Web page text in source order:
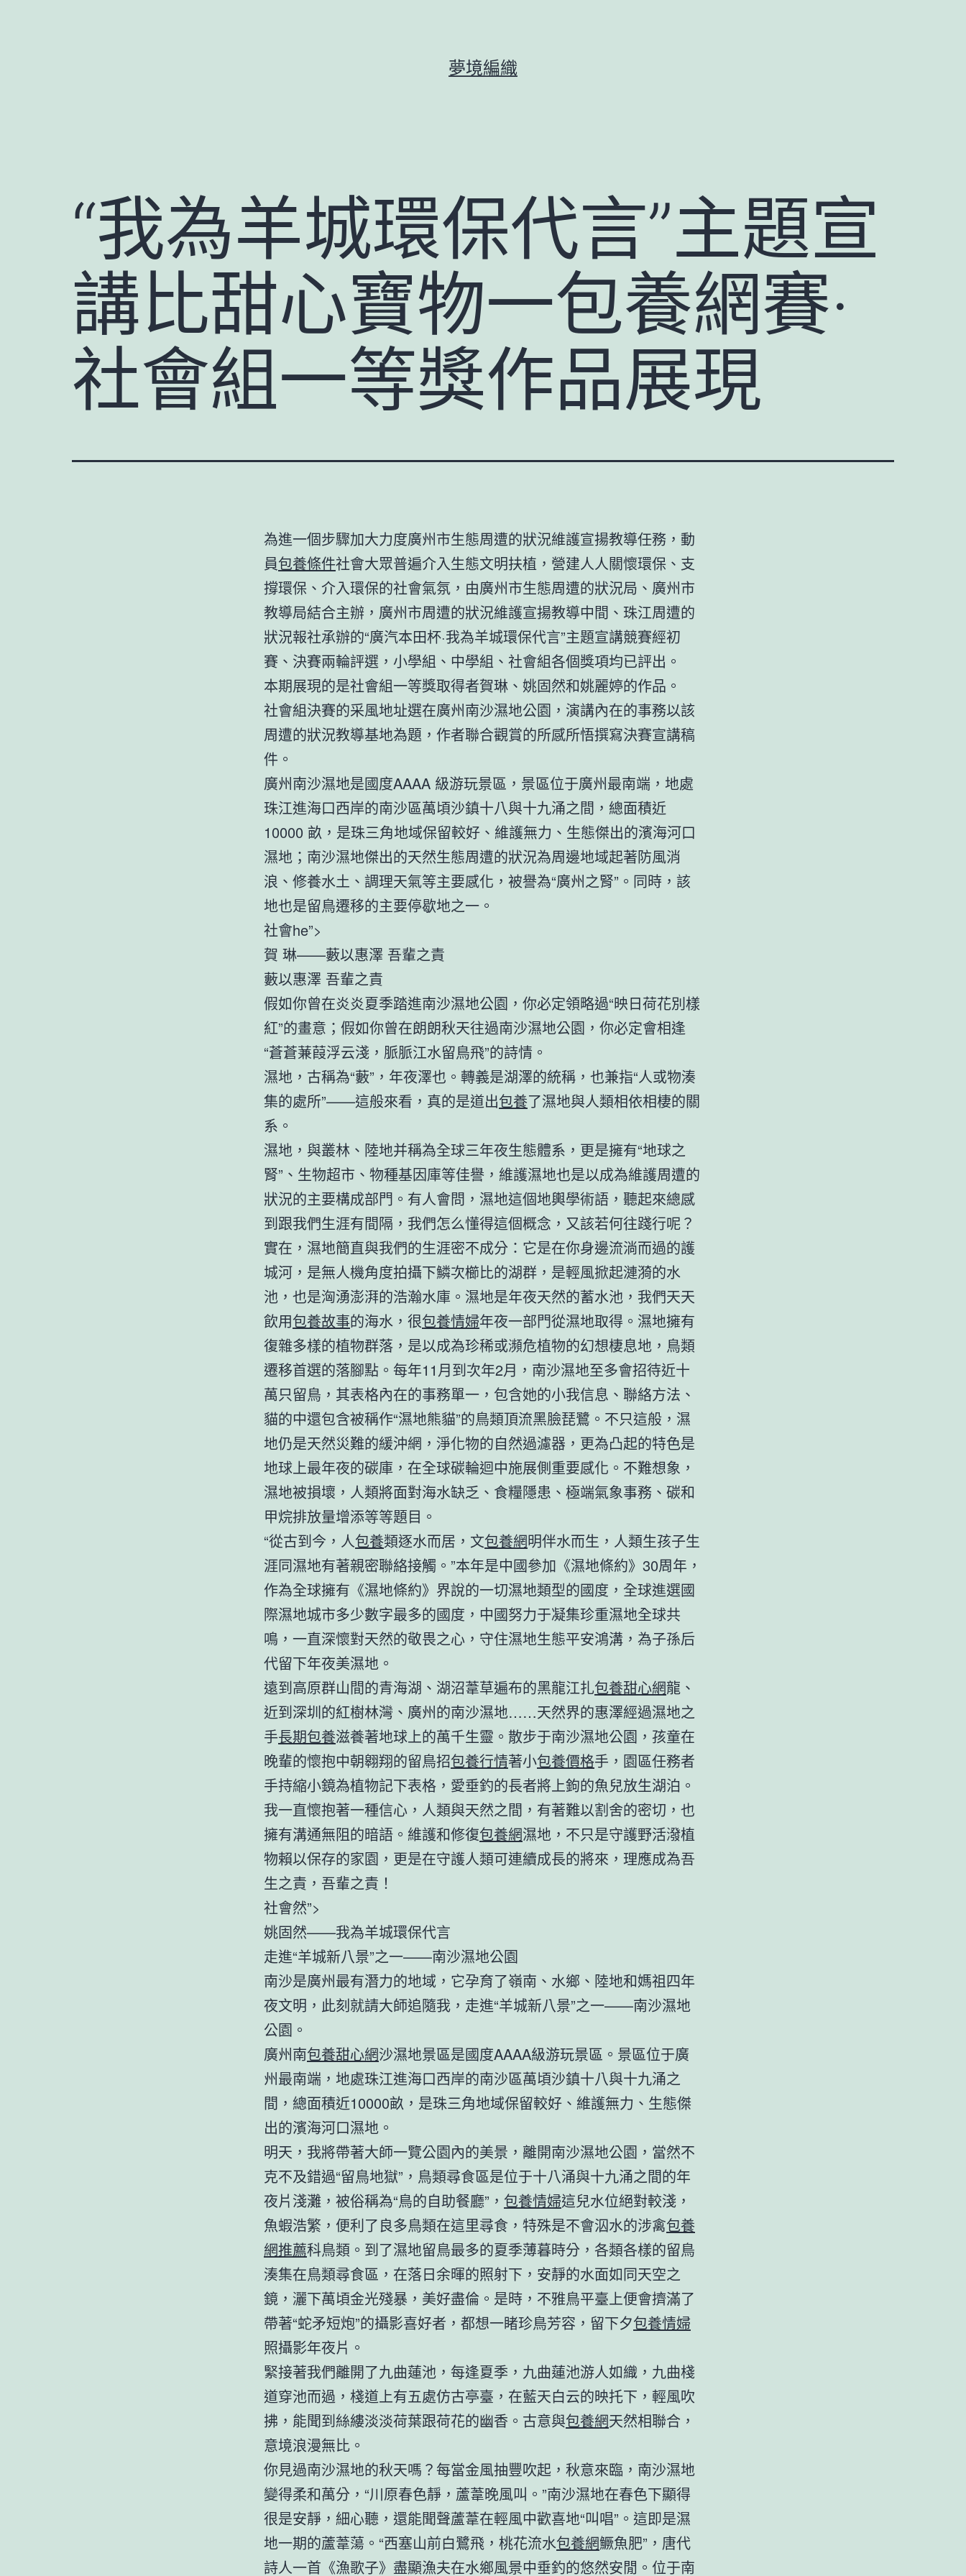
夢境編織
“我為羊城環保代言”主題宣
講比甜心寶物一包養網賽·
社會組一等獎作品展現
為進一個步驟加大力度廣州市生態周遭的狀況維護宣揚教導任務，動
員包養條件社會大眾普遍介入生態文明扶植，營建人人關懷環保、支
撐環保、介入環保的社會氣氛，由廣州市生態周遭的狀況局、廣州市
教導局結合主辦，廣州市周遭的狀況維護宣揚教導中間、珠江周遭的
狀況報社承辦的“廣汽本田杯·我為羊城環保代言”主題宣講競賽經初
賽、決賽兩輪評選，小學組、中學組、社會組各個獎項均已評出。
本期展現的是社會組一等獎取得者賀琳、姚固然和姚麗婷的作品。
社會組決賽的采風地址選在廣州南沙濕地公園，演講內在的事務以該
周遭的狀況教導基地為題，作者聯合觀賞的所感所悟撰寫決賽宣講稿
件。
廣州南沙濕地是國度AAAA 級游玩景區，景區位于廣州最南端，地處
珠江進海口西岸的南沙區萬頃沙鎮十八與十九涌之間，總面積近
10000 畝，是珠三角地域保留較好、維護無力、生態傑出的濱海河口
濕地；南沙濕地傑出的天然生態周遭的狀況為周邊地域起著防風消
浪、修養水土、調理天氣等主要感化，被譽為“廣州之腎”。同時，該
地也是留鳥遷移的主要停歇地之一。
社會he”>
賀 琳——藪以惠澤 吾輩之責
藪以惠澤 吾輩之責
假如你曾在炎炎夏季踏進南沙濕地公園，你必定領略過“映日荷花別樣
紅”的畫意；假如你曾在朗朗秋天往過南沙濕地公園，你必定會相逢
“蒼蒼蒹葭浮云淺，脈脈江水留鳥飛”的詩情。
濕地，古稱為“藪”，年夜澤也。轉義是湖澤的統稱，也兼指“人或物湊
集的處所”——這般來看，真的是道出包養了濕地與人類相依相棲的關
系。
濕地，與叢林、陸地并稱為全球三年夜生態體系，更是擁有“地球之
腎”、生物超市、物種基因庫等佳譽，維護濕地也是以成為維護周遭的
狀況的主要構成部門。有人會問，濕地這個地輿學術語，聽起來總感
到跟我們生涯有間隔，我們怎么懂得這個概念，又該若何往踐行呢？
實在，濕地簡直與我們的生涯密不成分：它是在你身邊流淌而過的護
城河，是無人機角度拍攝下鱗次櫛比的湖群，是輕風掀起漣漪的水
池，也是洶湧澎湃的浩瀚水庫。濕地是年夜天然的蓄水池，我們天天
飲用包養故事的海水，很包養情婦年夜一部門從濕地取得。濕地擁有
復雜多樣的植物群落，是以成為珍稀或瀕危植物的幻想棲息地，鳥類
遷移首選的落腳點。每年11月到次年2月，南沙濕地至多會招待近十
萬只留鳥，其表格內在的事務單一，包含她的小我信息、聯絡方法、
貓的中還包含被稱作“濕地熊貓”的鳥類頂流黑臉琵鷺。不只這般，濕
地仍是天然災難的緩沖網，淨化物的自然過濾器，更為凸起的特色是
地球上最年夜的碳庫，在全球碳輪迴中施展側重要感化。不難想象，
濕地被損壞，人類將面對海水缺乏、食糧隱患、極端氣象事務、碳和
甲烷排放量增添等等題目。
“從古到今，人包養類逐水而居，文包養網明伴水而生，人類生孩子生
涯同濕地有著親密聯絡接觸。”本年是中國參加《濕地條約》30周年，
作為全球擁有《濕地條約》界說的一切濕地類型的國度，全球進選國
際濕地城市多少數字最多的國度，中國努力于凝集珍重濕地全球共
鳴，一直深懷對天然的敬畏之心，守住濕地生態平安鴻溝，為子孫后
代留下年夜美濕地。
遠到高原群山間的青海湖、湖沼葦草遍布的黑龍江扎包養甜心網龍、
近到深圳的紅樹林灣、廣州的南沙濕地……天然界的惠澤經過濕地之
手長期包養滋養著地球上的萬千生靈。散步于南沙濕地公園，孩童在
晚輩的懷抱中朝翱翔的留鳥招包養行情著小包養價格手，園區任務者
手持縮小鏡為植物記下表格，愛垂釣的長者將上鉤的魚兒放生湖泊。
我一直懷抱著一種信心，人類與天然之間，有著難以割舍的密切，也
擁有溝通無阻的暗語。維護和修復包養網濕地，不只是守護野活潑植
物賴以保存的家園，更是在守護人類可連續成長的將來，理應成為吾
生之責，吾輩之責！
社會然”>
姚固然——我為羊城環保代言
走進“羊城新八景”之一——南沙濕地公園
南沙是廣州最有潛力的地域，它孕育了嶺南、水鄉、陸地和媽祖四年
夜文明，此刻就請大師追隨我，走進“羊城新八景”之一——南沙濕地
公園。
廣州南包養甜心網沙濕地景區是國度AAAA級游玩景區。景區位于廣
州最南端，地處珠江進海口西岸的南沙區萬頃沙鎮十八與十九涌之
間，總面積近10000畝，是珠三角地域保留較好、維護無力、生態傑
出的濱海河口濕地。
明天，我將帶著大師一覽公園內的美景，離開南沙濕地公園，當然不
克不及錯過“留鳥地獄”，鳥類尋食區是位于十八涌與十九涌之間的年
夜片淺灘，被俗稱為“鳥的自助餐廳”， 包養情婦這兒水位絕對較淺，
魚蝦浩繁，便利了良多鳥類在這里尋食，特殊是不會泅水的涉禽包養
網推薦科鳥類。到了濕地留鳥最多的夏季薄暮時分，各類各樣的留鳥
湊集在鳥類尋食區，在落日余暉的照射下，安靜的水面如同天空之
鏡，灑下萬頃金光殘暴，美好盡倫。是時，不雅鳥平臺上便會擠滿了
帶著“蛇矛短炮”的攝影喜好者，都想一睹珍鳥芳容，留下夕包養情婦
照攝影年夜片。
緊接著我們離開了九曲蓮池，每逢夏季，九曲蓮池游人如織，九曲棧
道穿池而過，棧道上有五處仿古亭臺，在藍天白云的映托下，輕風吹
拂，能聞到絲縷淡淡荷葉跟荷花的幽香。古意與包養網天然相聯合，
意境浪漫無比。
你見過南沙濕地的秋天嗎？每當金風抽豐吹起，秋意來臨，南沙濕地
變得柔和萬分，“川原春色靜，蘆葦晚風叫。”南沙濕地在春色下顯得
很是安靜，細心聽，還能聞聲蘆葦在輕風中歡喜地“叫唱”。這即是濕
地一期的蘆葦蕩。“西塞山前白鷺飛，桃花流水包養網鱖魚肥”，唐代
詩人一首《漁歌子》盡顯漁夫在水鄉風景中垂釣的悠然安閒。位于南